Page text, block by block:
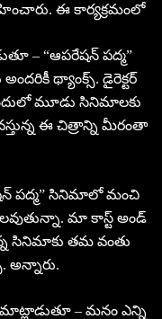
ఈ కార్యక్రమంలో
– “ఆపరేషన్ పద్మ”
థ్యాంక్స్. డైరెక్టర్
మూడు సినిమాలకు
ఈ చిత్రాన్ని మీరంతా
పద్మ” సినిమాలో మంచి
మా కాస్ట్ అండ్
సినిమాకు తమ వంతు
అన్నారు.
– మనం ఎన్ని